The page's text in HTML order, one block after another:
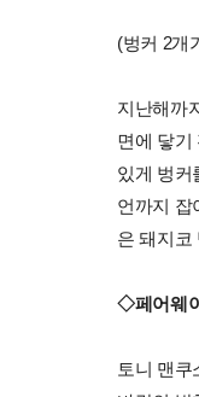
(벙커 2개
지난해까
면에 닿기
있게 벙커
언까지 잡
은 돼지코
◇페어웨
토니 맨쿠